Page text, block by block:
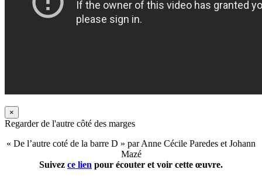
×
Regarder de l'autre côté des marges
« De l’autre coté de la barre D » par Anne Cécile Paredes et Johann
Mazé
Suivez ce lien pour écouter et voir cette œuvre.